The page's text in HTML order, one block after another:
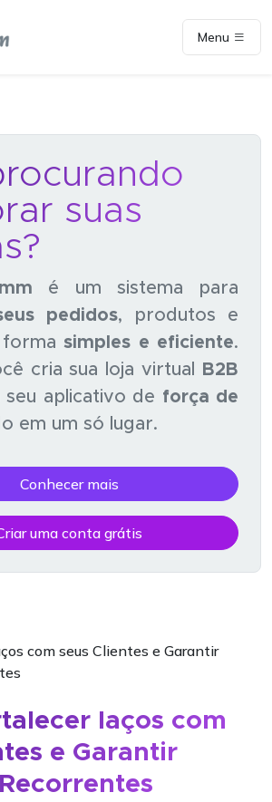
Menu
suas
é um sistema para
pedidos, produtos e
formasimples e eficiente.
cria sua loja virtual
B2B
aplicativo de força de
em um só lugar.
Conhecer mais
uma conta grátis
com seus Clientes e Garantir
laços com
e Garantir